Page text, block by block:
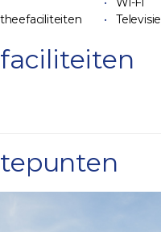
Televisie